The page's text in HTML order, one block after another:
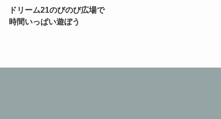
ドリーム21のびのび広場で
時間いっぱい遊ぼう